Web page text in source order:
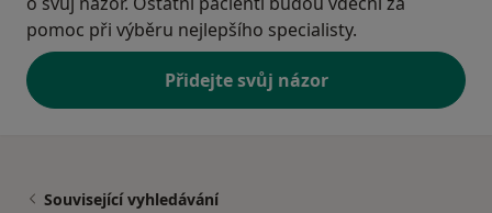
pomoc při výběru nejlepšího specialisty.
Přidejte svůj názor
Související vyhledávání